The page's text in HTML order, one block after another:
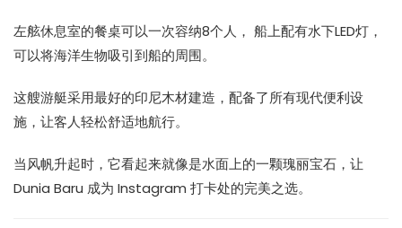
左舷休息室的餐桌可以一次容纳8个人， 船上配有水下LED灯，
可以将海洋生物吸引到船的周围。
这艘游艇采用最好的印尼木材建造，配备了所有现代便利设
施，让客人轻松舒适地航行。
当风帆升起时，它看起来就像是水面上的一颗瑰丽宝石，让
Dunia Baru 成为 Instagram 打卡处的完美之选。